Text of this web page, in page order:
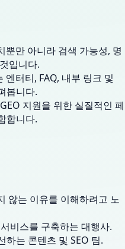
뿐만 아니라 검색 가능성, 명
입니다.
터티, FAQ, 내부 링크 및
봅니다.
지원을 위한 실질적인 페
합니다.
않는 이유를 이해하려고 노
비스를 구축하는 대행사.
하는 콘텐츠 및 SEO 팀.